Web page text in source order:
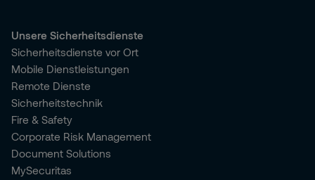
Unsere Sicherheitsdienste
Sicherheitsdienste vor Ort
Mobile Dienstleistungen
Remote Dienste
Sicherheitstechnik
Fire & Safety
Corporate Risk Management
Document Solutions
MySecuritas